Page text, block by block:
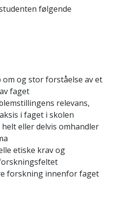
følgende
og stor forståelse av et
faget
relevans,
i faget i skolen
eller delvis omhandler
etiske krav og
forskning innenfor faget